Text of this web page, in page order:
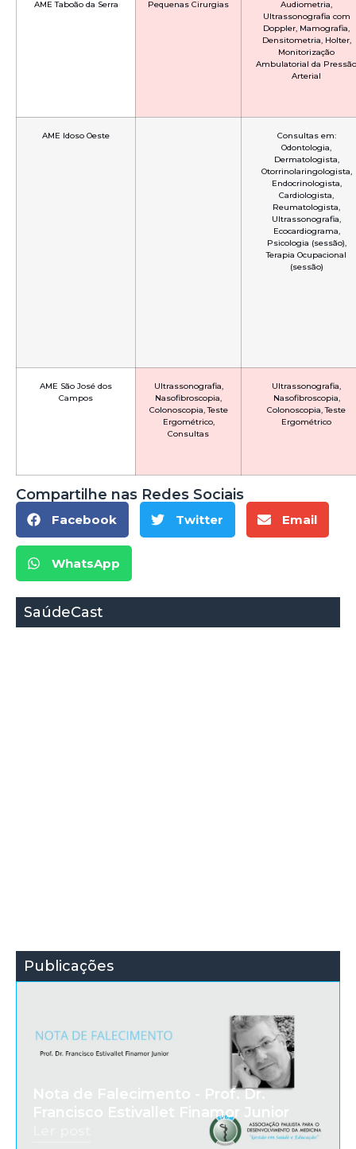
AME Taboão da Serra Pequenas Cirurgias
Audiometria,
Ultrassonografia com
Doppler, Mamografia,
Densitometria, Holter,
Monitorização
Ambulatorial da Pressão
Arterial
AME Idoso Oeste
Consultas em:
Odontologia,
Dermatologista,
Otorrinolaringologista,
Endocrinologista,
Cardiologista,
Reumatologista,
Ultrassonografia,
Ecocardiograma,
Psicologia (sessão),
Terapia Ocupacional
(sessão)
AME São José dos
Campos
Ultrassonografia,
Nasofibroscopia,
Colonoscopia, Teste
Ergométrico,
Consultas
Ultrassonografia,
Nasofibroscopia,
Colonoscopia, Teste
Ergométrico
Compartilhe nas Redes Sociais
Facebook Twitter Email
WhatsApp
SaúdeCast
Publicações
Nota de Falecimento - Prof. Dr.
Francisco Estivallet Finamor Junior